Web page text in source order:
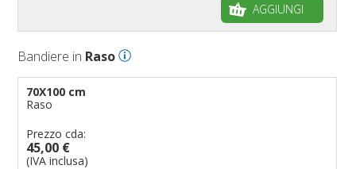
AGGIUNGI
Bandiere in Raso
70X100 cm
Raso
Prezzo cda:
45,00 €
(IVA inclusa)